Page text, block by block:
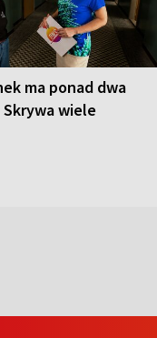
ma ponad dwa
wiele